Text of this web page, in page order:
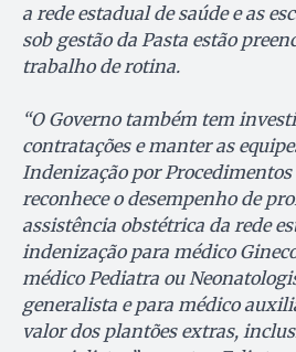
a rede estadual de saúde e as
sob gestão da Pasta estão
trabalho de rotina.
“O Governo também tem
contratações e manter as
Indenização por
reconhece o desempenho de
assistência obstétrica da rede
indenização para médico
médico Pediatra ou
generalista e para médico
valor dos plantões extras,